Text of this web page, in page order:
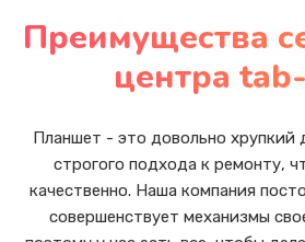
Заказать
от 1060 руб.
Заказать
Настройка Wi-
Преимущества
центра
Планшет - это довольно
строгого подхода к ремонту,
качественно. Наша компания
совершенствует механизмы